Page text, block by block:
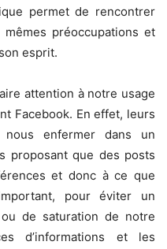
permet de rencontrer
préoccupations et
esprit.
attention à notre usage
Facebook. En effet, leurs
enfermer dans un
proposant que des posts
et donc à ce que
pour éviter un
de saturation de notre
d’informations et les